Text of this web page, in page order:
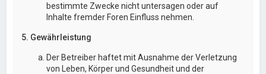
bestimmte Zwecke nicht untersagen oder auf
Inhalte fremder Foren Einfluss nehmen.
5. Gewährleistung
Der Betreiber haftet mit Ausnahme der Verletzung
von Leben, Körper und Gesundheit und der